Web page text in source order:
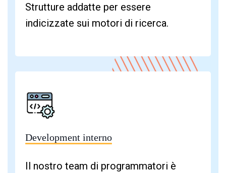
Strutture addatte per essere
indicizzate sui motori di ricerca.
Development interno
Il nostro team di programmatori è